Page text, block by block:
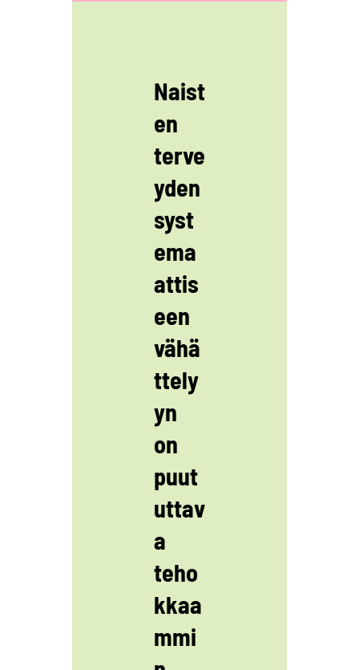
Naist
en
terve
yden
syst
ema
attis
een
vähä
ttely
yn
on
puut
uttav
a
teho
kkaa
mmi